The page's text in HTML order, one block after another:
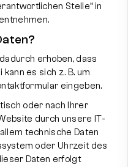
Stelle“ in
erhoben, dass
es sich z. B. um
eingeben.
oder nach Ihrer
durch unsere IT-
technische Daten
oder Uhrzeit des
Daten erfolgt